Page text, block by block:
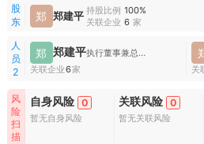
股
东
郑 郑建平 持股比例 100%
关联企业 6 家
人
员
2
郑 郑建平
执行董事兼总经理,财务负责人
关联企业6家
关
风
险
扫
描
自身风险 0
暂无自身风险
关联风险 0
暂无关联风险